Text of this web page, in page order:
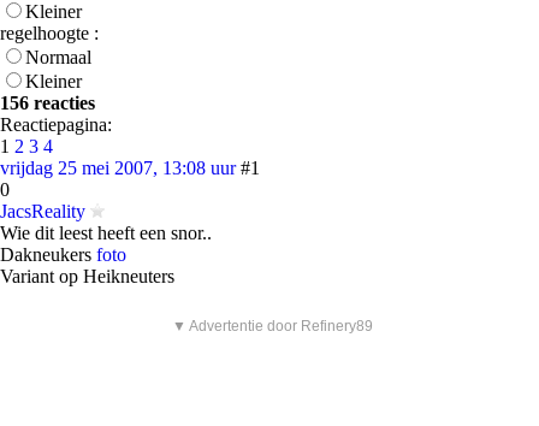
Kleiner
regelhoogte :
Normaal
Kleiner
156 reacties
Reactiepagina:
1 2 3 4
vrijdag 25 mei 2007, 13:08 uur #1
0
JacsReality
Wie dit leest heeft een snor..
Dakneukers foto
Variant op Heikneuters
▼ Advertentie door Refinery89